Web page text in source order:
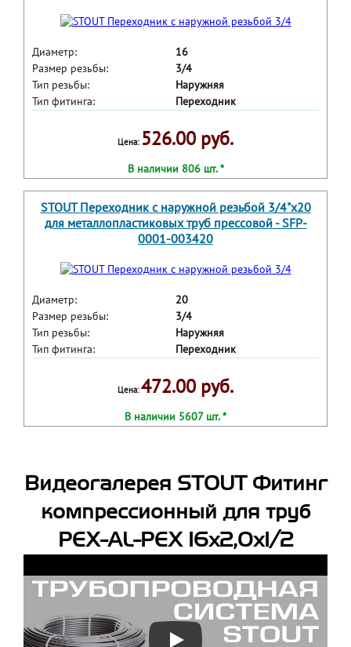
Диаметр:
16
Размер резьбы:
3/4
Тип резьбы:
Наружняя
Тип фитинга:
Переходник
Цена: 526.00 руб.
В наличии 806 шт. *
STOUT Переходник с наружной резьбой 3/4"х20
для металлопластиковых труб прессовой - SFP-
0001-003420
Диаметр:
20
Размер резьбы:
3/4
Тип резьбы:
Наружняя
Тип фитинга:
Переходник
Цена:472.00 руб.
В наличии 5607 шт. *
Видеогалерея STOUT Фитинг
компрессионный для труб
PEX-AL-PEX 16х2,0х1/2